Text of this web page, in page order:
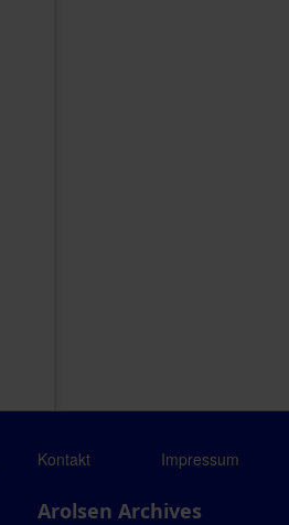
Kontakt Impressum
Arolsen Archives